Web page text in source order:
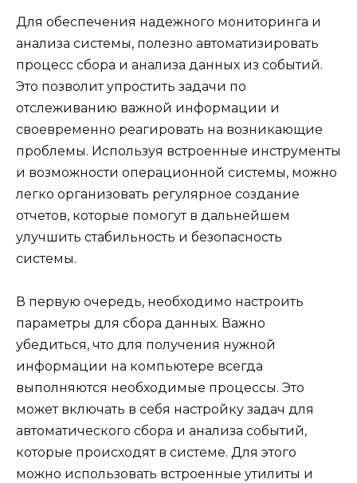
Для обеспечения надежного мониторинга и
анализа системы, полезно автоматизировать
процесс сбора и анализа данных из событий.
Это позволит упростить задачи по
отслеживанию важной информации и
своевременно реагировать на возникающие
проблемы. Используя встроенные инструменты
и возможности операционной системы, можно
легко организовать регулярное создание
отчетов, которые помогут в дальнейшем
улучшить стабильность и безопасность
системы.
В первую очередь, необходимо настроить
параметры для сбора данных. Важно
убедиться, что для получения нужной
информации на компьютере всегда
выполняются необходимые процессы. Это
может включать в себя настройку задач для
автоматического сбора и анализа событий,
которые происходят в системе. Для этого
можно использовать встроенные утилиты и